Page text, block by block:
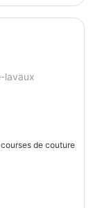
lavaux
de couture